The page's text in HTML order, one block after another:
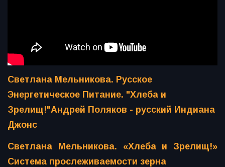
Светлана Мельникова. Русское
Энергетическое Питание. "Хлеба и
Зрелищ!"Андрей Поляков - русский Индиана
Джонс
Светлана Мельникова. «Хлеба и Зрелищ!»
Система прослеживаемости зерна